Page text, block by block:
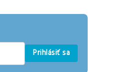
Prihlásiť sa